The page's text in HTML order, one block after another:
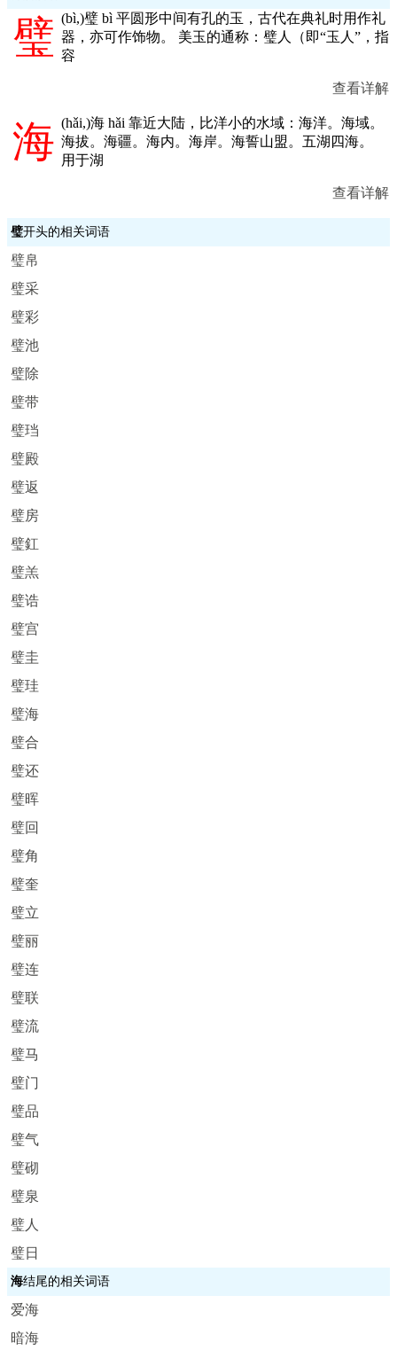
璧 (bì,)璧 bì 平圆形中间有孔的玉，古代在典礼时用作礼
器，亦可作饰物。 美玉的通称：璧人（即“玉人”，指
容
查看详解
海 (hǎi,)海 hǎi 靠近大陆，比洋小的水域：海洋。海域。
海拔。海疆。海内。海岸。海誓山盟。五湖四海。
用于湖
查看详解
璧开头的相关词语
璧帛
璧采
璧彩
璧池
璧除
璧带
璧珰
璧殿
璧返
璧房
璧釭
璧羔
璧诰
璧宫
璧圭
璧珪
璧海
璧合
璧还
璧晖
璧回
璧角
璧奎
璧立
璧丽
璧连
璧联
璧流
璧马
璧门
璧品
璧气
璧砌
璧泉
璧人
璧日
海结尾的相关词语
爱海
暗海